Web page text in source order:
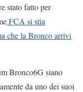
stato fatto per
FCA si stia
che la Bronco arrivi
Bronco6G siano
da uno dei suoi